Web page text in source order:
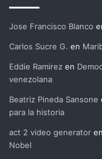
Jose Francisco Blanco
Carlos Sucre G. en
Eddie Ramirez en
venezolana
Beatriz Pineda Sansone
para la historia
act 2 video generator en
Nobel